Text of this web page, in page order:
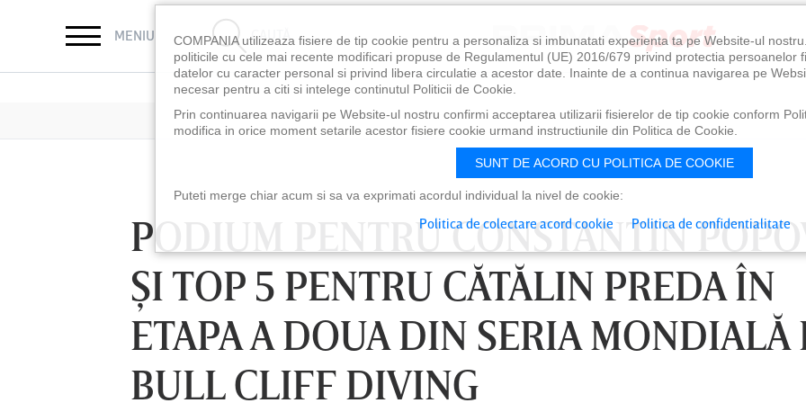
MENIU CAUTĂ
PODIUM PENTRU CONSTANTIN
ŞI TOP 5 PENTRU CĂTĂLIN PREDA ÎN
ETAPA A DOUA DIN SERIA MONDIALĂ
BULL CLIFF DIVING
VINERI 07 AUG, 21:00 SÂMBĂTĂ 08 AUG, 18:30
COMPANIA utilizeaza fisiere de tip cookie pentru a personaliza si imbunatati experienta ta pe Website-ul
politicile cu cele mai recente modificari propuse de Regulamentul (UE) 2016/679 privind protectia persoanelor
datelor cu caracter personal si privind libera circulatie a acestor date. Inainte de a continua navigarea pe
necesar pentru a citi si intelege continutul Politicii de Cookie.
Prin continuarea navigarii pe Website-ul nostru confirmi acceptarea utilizarii fisierelor de tip cookie conform
modifica in orice moment setarile acestor fisiere cookie urmand instructiunile din Politica de Cookie.
SUNT DE ACORD CU POLITICA DE COOKIE
Puteti merge chiar acum si sa va exprimati acordul individual la nivel de cookie:
Politica de colectare acord cookie Politica de confidentialitate